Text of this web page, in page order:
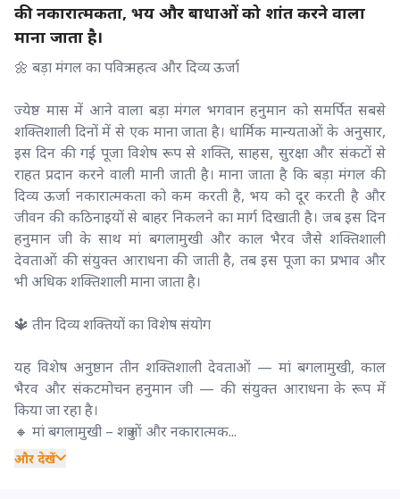
की नकारात्मकता, भय और बाधाओं को शांत करने वाला
माना जाता है।
🌼 बड़ा मंगल का पवित्र महत्व और दिव्य ऊर्जा
ज्येष्ठ मास में आने वाला बड़ा मंगल भगवान हनुमान को समर्पित सबसे
शक्तिशाली दिनों में से एक माना जाता है। धार्मिक मान्यताओं के अनुसार,
इस दिन की गई पूजा विशेष रूप से शक्ति, साहस, सुरक्षा और संकटों से
राहत प्रदान करने वाली मानी जाती है। माना जाता है कि बड़ा मंगल की
दिव्य ऊर्जा नकारात्मकता को कम करती है, भय को दूर करती है और
जीवन की कठिनाइयों से बाहर निकलने का मार्ग दिखाती है। जब इस दिन
हनुमान जी के साथ मां बगलामुखी और काल भैरव जैसे शक्तिशाली
देवताओं की संयुक्त आराधना की जाती है, तब इस पूजा का प्रभाव और
भी अधिक शक्तिशाली माना जाता है।
🔱 तीन दिव्य शक्तियों का विशेष संयोग
यह विशेष अनुष्ठान तीन शक्तिशाली देवताओं — मां बगलामुखी, काल
भैरव और संकटमोचन हनुमान जी — की संयुक्त आराधना के रूप में
किया जा रहा है।
🔸 मां बगलामुखी – शत्रुओं और नकारात्मक...
और देखें